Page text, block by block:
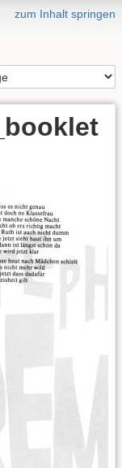
zum Inhalt springen